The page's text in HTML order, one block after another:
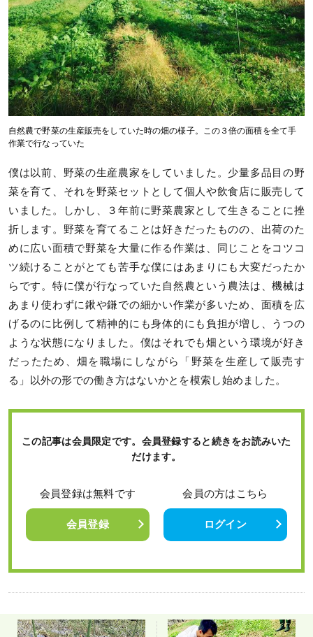
自然農で野菜の生産販売をしていた時の畑の様子。この３倍の面積を全て手
作業で行なっていた
僕は以前、野菜の生産農家をしていました。少量多品目の野
菜を育て、それを野菜セットとして個人や飲食店に販売して
いました。しかし、３年前に野菜農家として生きることに挫
折します。野菜を育てることは好きだったものの、出荷のた
めに広い面積で野菜を大量に作る作業は、同じことをコツコ
ツ続けることがとても苦手な僕にはあまりにも大変だったか
らです。特に僕が行なっていた自然農という農法は、機械は
あまり使わずに鍬や鎌での細かい作業が多いため、面積を広
げるのに比例して精神的にも身体的にも負担が増し、うつの
ような状態になりました。僕はそれでも畑という環境が好き
だったため、畑を職場にしながら「野菜を生産して販売す
る」以外の形での働き方はないかとを模索し始めました。
この記事は会員限定です。会員登録すると続きをお読みいた
だけます。
会員登録は無料です
会員登録
会員の方はこちら
ログイン